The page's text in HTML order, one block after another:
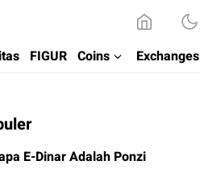
FIGUR Coins Exchanges
E-Dinar Adalah Ponzi